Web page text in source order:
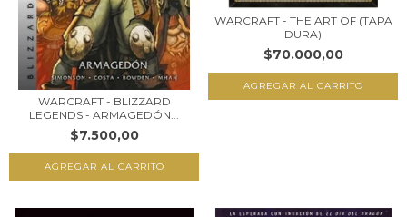
WARCRAFT - BLIZZARD
LEGENDS - ARMAGEDÓN...
$7.500,00
WARCRAFT - THE ART OF (TAPA
DURA)
$70.000,00